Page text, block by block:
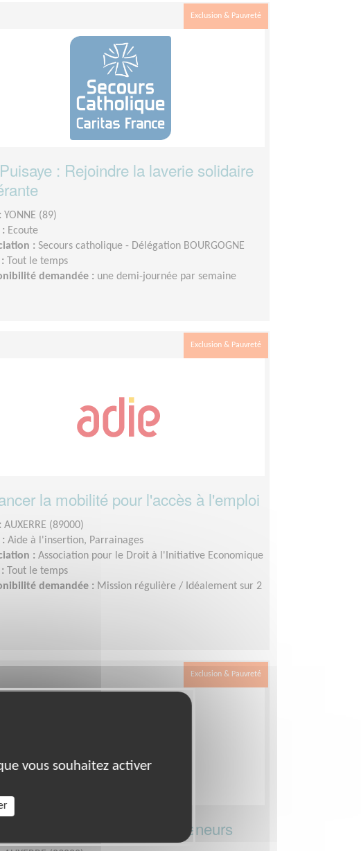
Exclusion & Pauvreté
: Rejoindre la laverie solidaire
YONNE (89)
Ecoute
: Secours catholique - Délégation BOURGOGNE
Tout le temps
demandée : une demi-journée par semaine
Exclusion & Pauvreté
la mobilité pour l'accès à l'emploi
AUXERRE (89000)
: Aide à l'insertion, Parrainages
: Association pour le Droit à l'Initiative Economique
Tout le temps
demandée : Mission régulière / Idéalement sur 2
Exclusion & Pauvreté
les micro-entrepreneurs
vous souhaitez activer